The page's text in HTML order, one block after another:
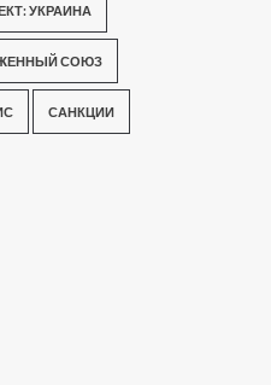
УКРАИНА
СОЮЗ
САНКЦИИ